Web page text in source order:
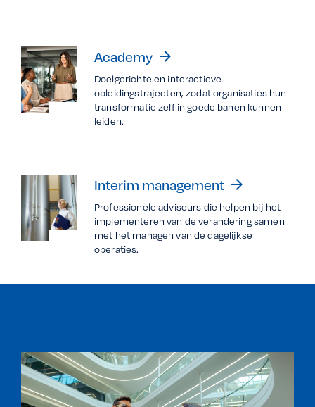
Academy arrow_forward
Doelgerichte en interactieve
opleidingstrajecten, zodat organisaties hun
transformatie zelf in goede banen kunnen
leiden.
Interim management arrow_forward
Professionele adviseurs die helpen bij het
implementeren van de verandering samen
met het managen van de dagelijkse
operaties.